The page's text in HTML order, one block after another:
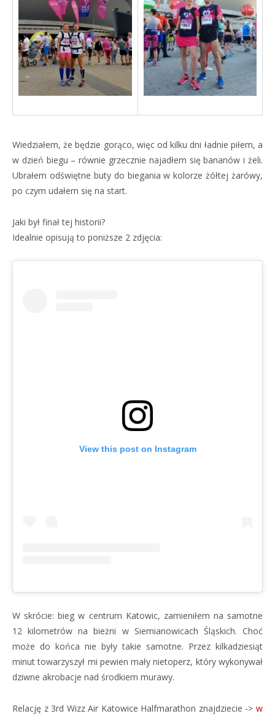
Wiedziałem, że będzie gorąco, więc od kilku dni ładnie piłem, a
w dzień biegu – równie grzecznie najadłem się bananów i żeli.
Ubrałem odświętne buty do biegania w kolorze żółtej żarówy,
po czym udałem się na start.
Jaki był finał tej historii?
Idealnie opisują to poniższe 2 zdjęcia:
View this post on Instagram
W skrócie: bieg w centrum Katowic, zamieniłem na samotne
12 kilometrów na bieżni w Siemianowicach Śląskich. Choć
może do końca nie były takie samotne. Przez kilkadziesiąt
minut towarzyszył mi pewien mały nietoperz, który wykonywał
dziwne akrobacje nad środkiem murawy.
Relację z 3rd Wizz Air Katowice Halfmarathon znajdziecie -> w